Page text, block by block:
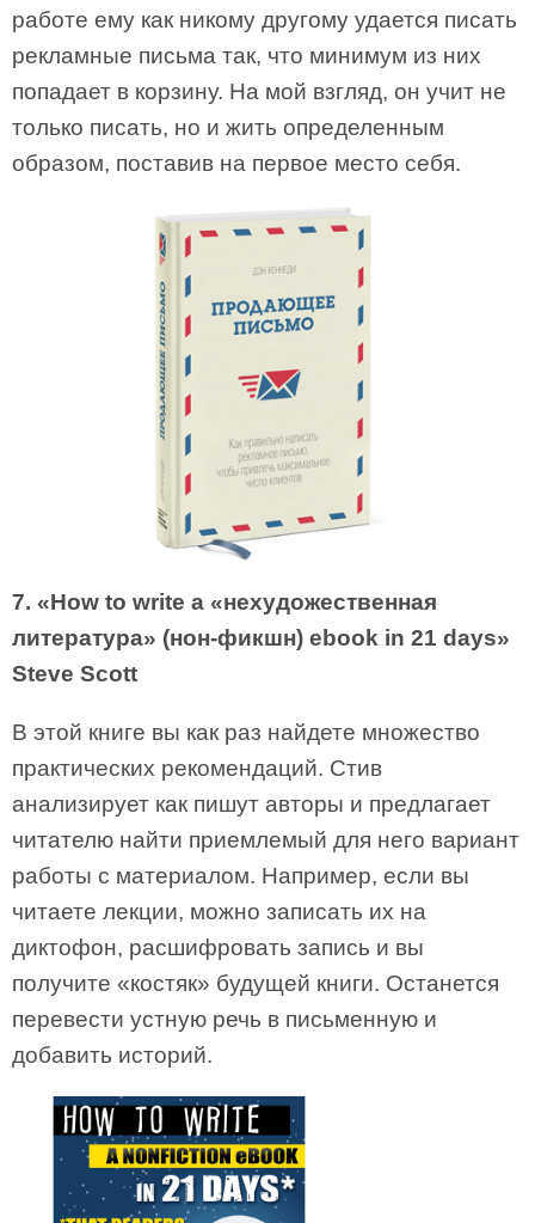
работе ему как никому другому удается писать
рекламные письма так, что минимум из них
попадает в корзину. На мой взгляд, он учит не
только писать, но и жить определенным
образом, поставив на первое место себя.
7. «How to write a «нехудожественная
литература» (нон-фикшн) ebook in 21 days»
Steve Scott
В этой книге вы как раз найдете множество
практических рекомендаций. Стив
анализирует как пишут авторы и предлагает
читателю найти приемлемый для него вариант
работы с материалом. Например, если вы
читаете лекции, можно записать их на
диктофон, расшифровать запись и вы
получите «костяк» будущей книги. Останется
перевести устную речь в письменную и
добавить историй.